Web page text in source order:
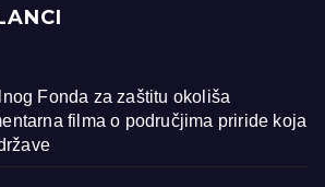
Fonda za zaštitu okoliša
filma o područjima priride koja